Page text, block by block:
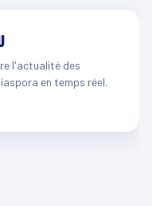
l'actualité des
en temps réel.